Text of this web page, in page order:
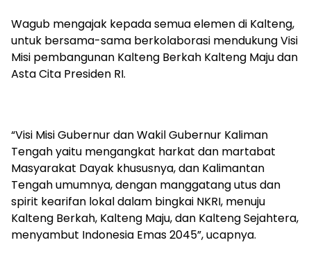
Wagub mengajak kepada semua elemen di Kalteng,
untuk bersama-sama berkolaborasi mendukung Visi
Misi pembangunan Kalteng Berkah Kalteng Maju dan
Asta Cita Presiden RI.
“Visi Misi Gubernur dan Wakil Gubernur Kaliman
Tengah yaitu mengangkat harkat dan martabat
Masyarakat Dayak khususnya, dan Kalimantan
Tengah umumnya, dengan manggatang utus dan
spirit kearifan lokal dalam bingkai NKRI, menuju
Kalteng Berkah, Kalteng Maju, dan Kalteng Sejahtera,
menyambut Indonesia Emas 2045”, ucapnya.